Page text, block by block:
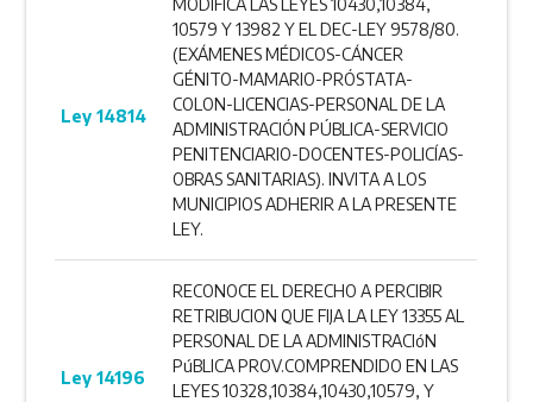
Ley 14814
10579 Y 13982 Y EL DEC-LEY 9578/80.
(EXÁMENES MÉDICOS-CÁNCER
GÉNITO-MAMARIO-PRÓSTATA-
COLON-LICENCIAS-PERSONAL DE LA
ADMINISTRACIÓN PÚBLICA-SERVICIO
PENITENCIARIO-DOCENTES-POLICÍAS-
OBRAS SANITARIAS). INVITA A LOS
MUNICIPIOS ADHERIR A LA PRESENTE
LEY.
Ley 14196
RECONOCE EL DERECHO A PERCIBIR
RETRIBUCION QUE FIJA LA LEY 13355 AL
PERSONAL DE LA ADMINISTRACIóN
PúBLICA PROV.COMPRENDIDO EN LAS
LEYES 10328,10384,10430,10579, Y